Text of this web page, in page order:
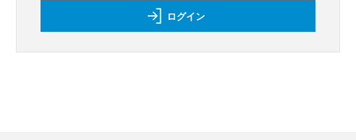
ログイン